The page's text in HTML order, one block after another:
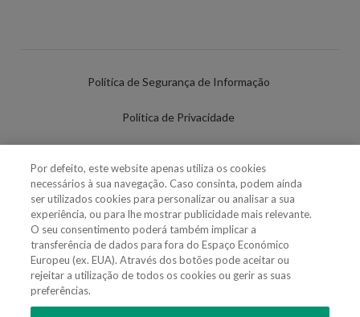
Política de Segurança de Informação
Política de Privacidade
Política de Cookies
Definições de cookies
Uso Fraudulento Nome/Marca
Por defeito, este website apenas utiliza os cookies
necessários à sua navegação. Caso consinta, podem ainda
ser utilizados cookies para personalizar ou analisar a sua
experiência, ou para lhe mostrar publicidade mais relevante.
O seu consentimento poderá também implicar a
transferência de dados para fora do Espaço Económico
Europeu (ex. EUA). Através dos botões pode aceitar ou
rejeitar a utilização de todos os cookies ou gerir as suas
preferências.